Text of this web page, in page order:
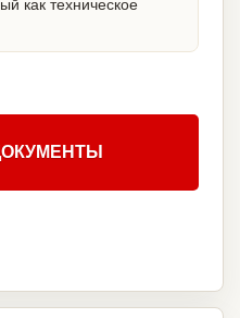
как техническое